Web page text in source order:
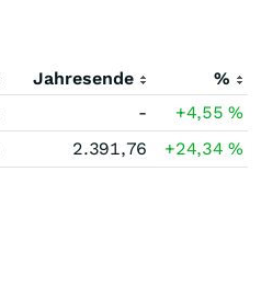
Jahresende
%
- +4,55%
2.391,76 +24,34%